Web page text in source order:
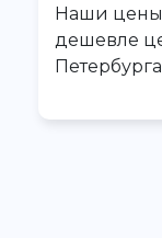
Наши цены
дешевле
Петербурга